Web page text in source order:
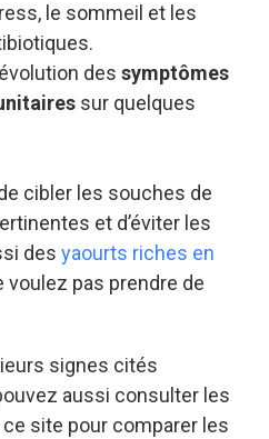
le sommeil et les
des symptômes
sur quelques
cibler les souches de
et d’éviter les
des yaourts riches en
voulez pas prendre de
signes cités
aussi consulter les
site pour comparer les